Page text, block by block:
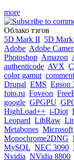
more
Облако тэгов
5D Mark II 5D
Adobe Adobe
Photoshop Amazon
authenticode AVX
color gamut
Drupal EMS Epson
foto.ru Foveon
google GPGPU
HighLoad++ i-Diot
Leopard LibRaw
Metabones Microsoft
Monochrome2DNG
MySQL NEC 3090
Nvidia NVidia 8800